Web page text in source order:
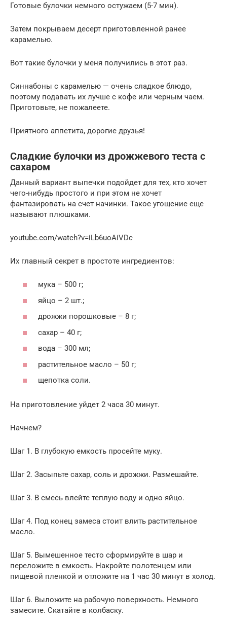
Готовые булочки немного остужаем (5-7 мин).
Затем покрываем десерт приготовленной ранее
карамелью.
Вот такие булочки у меня получились в этот раз.
Синнабоны с карамелью — очень сладкое блюдо,
поэтому подавать их лучше с кофе или черным чаем.
Приготовьте, не пожалеете.
Приятного аппетита, дорогие друзья!
Сладкие булочки из дрожжевого теста с
сахаром
Данный вариант выпечки подойдет для тех, кто хочет
чего-нибудь простого и при этом не хочет
фантазировать на счет начинки. Такое угощение еще
называют плюшками.
youtube.com/watch?v=iLb6uoAiVDc
Их главный секрет в простоте ингредиентов:
мука – 500 г;
яйцо – 2 шт.;
дрожжи порошковые – 8 г;
сахар – 40 г;
вода – 300 мл;
растительное масло – 50 г;
щепотка соли.
На приготовление уйдет 2 часа 30 минут.
Начнем?
Шаг 1. В глубокую емкость просейте муку.
Шаг 2. Засыпьте сахар, соль и дрожжи. Размешайте.
Шаг 3. В смесь влейте теплую воду и одно яйцо.
Шаг 4. Под конец замеса стоит влить растительное
масло.
Шаг 5. Вымешенное тесто сформируйте в шар и
переложите в емкость. Накройте полотенцем или
пищевой пленкой и отложите на 1 час 30 минут в холод.
Шаг 6. Выложите на рабочую поверхность. Немного
замесите. Скатайте в колбаску.